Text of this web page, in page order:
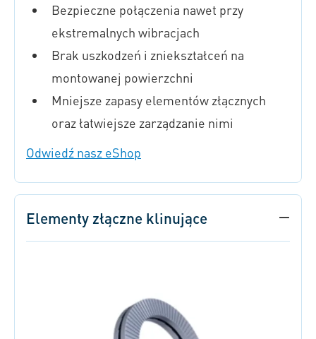
Bezpieczne połączenia nawet przy
ekstremalnych wibracjach
Brak uszkodzeń i zniekształceń na
montowanej powierzchni
Mniejsze zapasy elementów złącznych
oraz łatwiejsze zarządzanie nimi
Odwiedź nasz eShop
Elementy złączne klinujące